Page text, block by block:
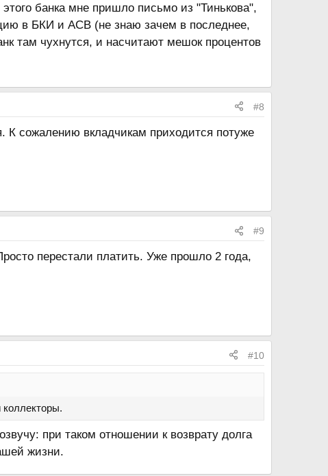
банка мне пришло письмо из "Тинькова",
в БКИ и АСВ (не знаю зачем в последнее,
там чухнутся, и насчитают мешок процентов
#8
сожалению вкладчикам приходится потуже
#9
перестали платить. Уже прошло 2 года,
#10
коллекторы.
при таком отношении к возврату долга
жизни.